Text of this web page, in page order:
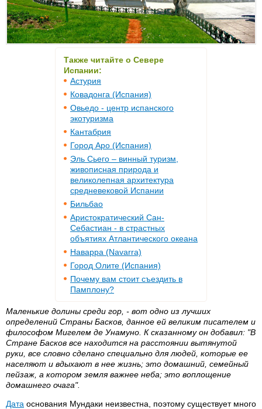
Также читайте о Севере
Испании:
Астурия
Ковадонга (Испания)
Овьедо - центр испанского
экотуризма
Кантабрия
Город Аро (Испания)
Эль Сьего – винный туризм,
живописная природа и
великолепная архитектура
средневековой Испании
Бильбао
Аристократический Сан-
Себастиан - в страстных
объятиях Атлантического океана
Наварра (Navarra)
Город Олите (Испания)
Почему вам стоит съездить в
Памплону?
Маленькие долины среди гор, - вот одно из лучших
определений Страны Басков, данное ей великим писателем и
философом Мигелем де Унамуно. К сказанному он добавил: "В
Стране Басков все находится на расстоянии вытянутой
руки, все словно сделано специально для людей, которые ее
населяют и вдыхают в нее жизнь; это домашний, семейный
пейзаж, а котором земля важнее неба; это воплощение
домашнего очага".
Дата основания Мундаки неизвестна, поэтому существует много